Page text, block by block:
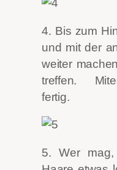
4. Bis zum
und mit der
weiter
treffen.
fertig.
5. Wer